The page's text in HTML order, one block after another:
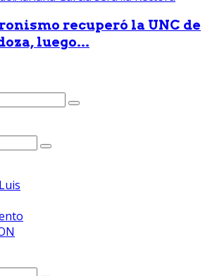
recuperó la UNC de
luego...